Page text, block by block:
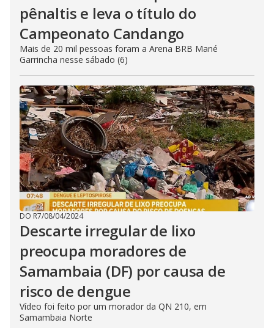
pênaltis e leva o título do
Campeonato Candango
Mais de 20 mil pessoas foram a Arena BRB Mané
Garrincha nesse sábado (6)
DO R7/08/04/2024
Descarte irregular de lixo
preocupa moradores de
Samambaia (DF) por causa de
risco de dengue
Vídeo foi feito por um morador da QN 210, em
Samambaia Norte